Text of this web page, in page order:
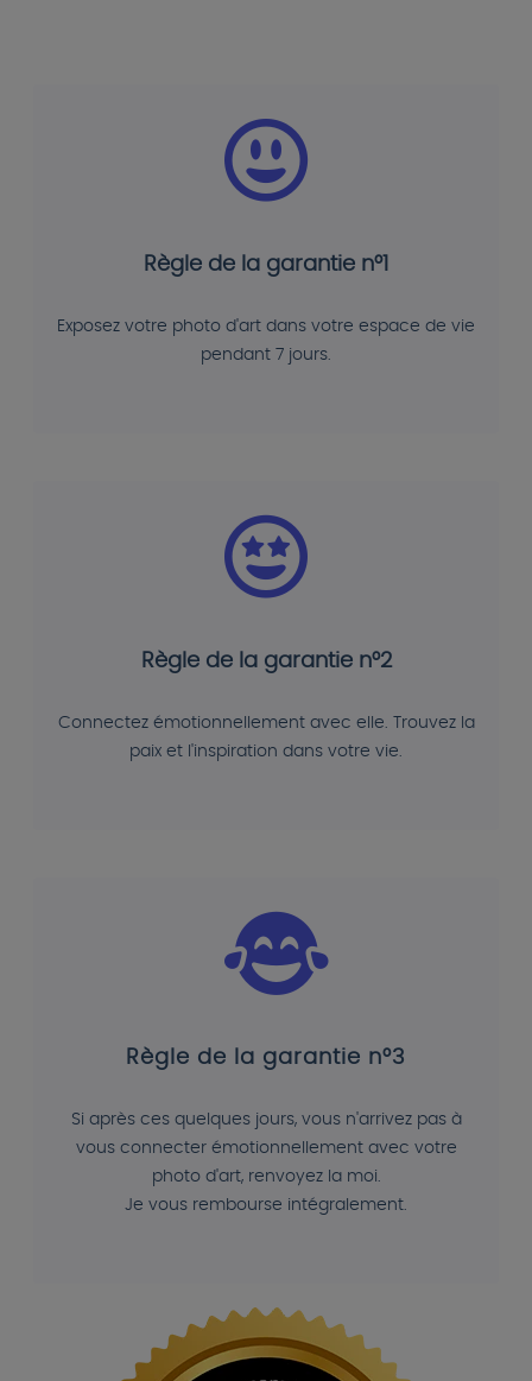
Règle de la garantie n°1
Exposez votre photo d'art dans votre espace de vie
pendant 7 jours.
Règle de la garantie n°2
Connectez émotionnellement avec elle. Trouvez la
paix et l'inspiration dans votre vie.
Règle de la garantie n°3
Si après ces quelques jours, vous n'arrivez pas à
vous connecter émotionnellement avec votre
photo d'art, renvoyez la moi.
Je vous rembourse intégralement.